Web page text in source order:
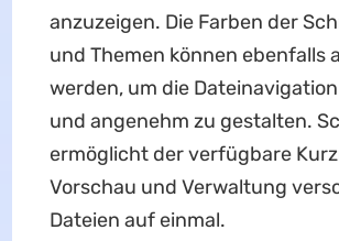
anzuzeigen. Die Farben der
und Themen können ebenfalls
werden, um die
und angenehm zu gestalten.
ermöglicht der verfügbare
Vorschau und Verwaltung
Dateien auf einmal.